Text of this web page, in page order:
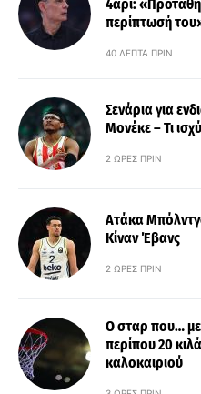
4άρι:
περίπτωσή
40 ΛΕΠΤΆ ΠΡΙΝ
Σενάρια για
Μονέκε – Τι
2 ΏΡΕΣ ΠΡΙΝ
Ατάκα
Κίναν Έβανς
2 ΏΡΕΣ ΠΡΙΝ
Ο σταρ που…
περίπου 20
καλοκαιριού